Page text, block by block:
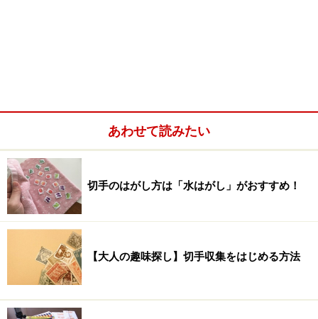
あわせて読みたい
切手のはがし方は「水はがし」がおすすめ！
【大人の趣味探し】切手収集をはじめる方法